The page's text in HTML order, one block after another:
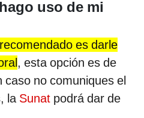
uso de mi
es darle
, esta opción es de
caso no comuniques el
la Sunat podrá dar de